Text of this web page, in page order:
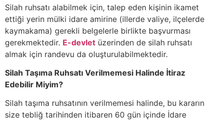
Silah ruhsatı alabilmek için, talep eden kişinin ikamet
ettiği yerin mülki idare amirine (illerde valiye, ilçelerde
kaymakama) gerekli belgelerle birlikte başvurması
gerekmektedir. E-devlet üzerinden de silah ruhsatı
almak için randevu da oluşturulabilmektedir.
Silah Taşıma Ruhsatı Verilmemesi Halinde İtiraz
Edebilir Miyim?
Silah taşıma ruhsatının verilmemesi halinde, bu kararın
size tebliğ tarihinden itibaren 60 gün içinde İdare